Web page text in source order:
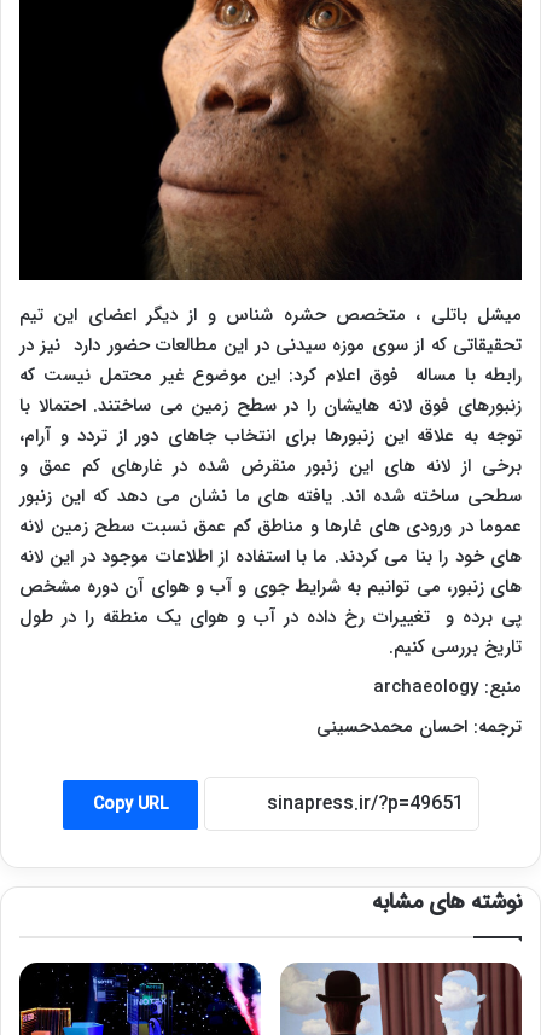
میشل باتلی ، متخصص حشره شناس و از دیگر اعضای این تیم
تحقیقاتی که از سوی موزه سیدنی در این مطالعات حضور دارد نیز در
رابطه با مساله فوق اعلام کرد: این موضوع غیر محتمل نیست که
زنبورهای فوق لانه هایشان را در سطح زمین می ساختند. احتمالا با
توجه به علاقه این زنبورها برای انتخاب جاهای دور از تردد و آرام،
برخی از لانه های این زنبور منقرض شده در غارهای کم عمق و
سطحی ساخته شده اند. یافته های ما نشان می دهد که این زنبور
عموما در ورودی های غارها و مناطق کم عمق نسبت سطح زمین لانه
های خود را بنا می کردند. ما با استفاده از اطلاعات موجود در این لانه
های زنبور، می توانیم به شرایط جوی و آب و هوای آن دوره مشخص
پی برده و تغییرات رخ داده در آب و هوای یک منطقه را در طول
تاریخ بررسی کنیم.
منبع:archaeology
ترجمه: احسان محمدحسینی
Copy URL
نوشته های مشابه